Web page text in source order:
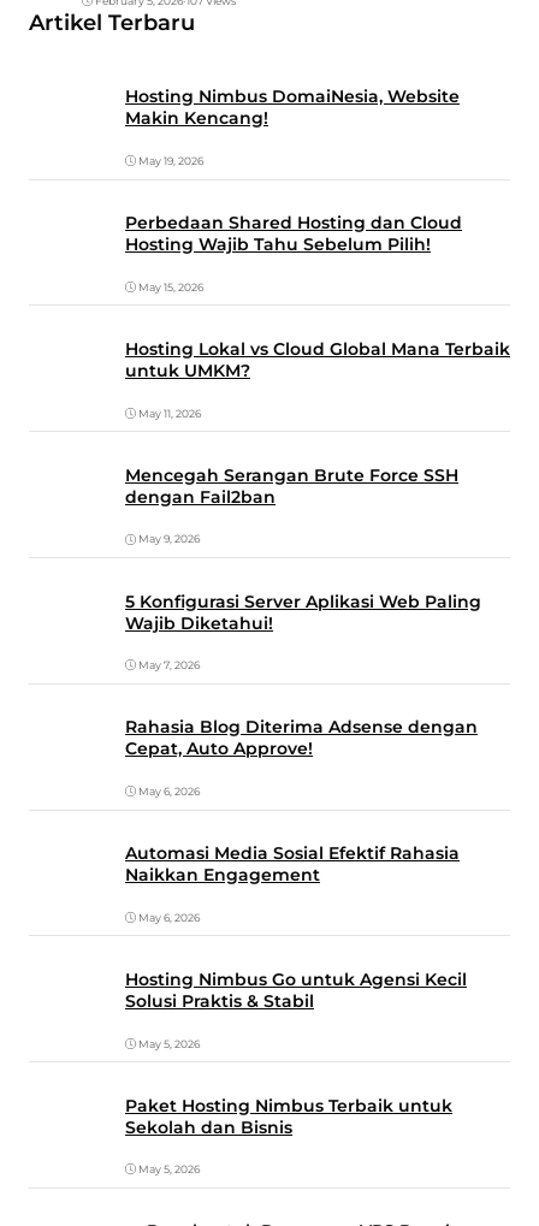
Artikel Terbaru
Hosting Nimbus DomaiNesia, Website
Makin Kencang!
May 19, 2026
Perbedaan Shared Hosting dan Cloud
Hosting Wajib Tahu Sebelum Pilih!
May 15, 2026
Hosting Lokal vs Cloud Global Mana Terbaik
untuk UMKM?
May 11, 2026
Mencegah Serangan Brute Force SSH
dengan Fail2ban
May 9, 2026
5 Konfigurasi Server Aplikasi Web Paling
Wajib Diketahui!
May 7, 2026
Rahasia Blog Diterima Adsense dengan
Cepat, Auto Approve!
May 6, 2026
Automasi Media Sosial Efektif Rahasia
Naikkan Engagement
May 6, 2026
Hosting Nimbus Go untuk Agensi Kecil
Solusi Praktis & Stabil
May 5, 2026
Paket Hosting Nimbus Terbaik untuk
Sekolah dan Bisnis
May 5, 2026